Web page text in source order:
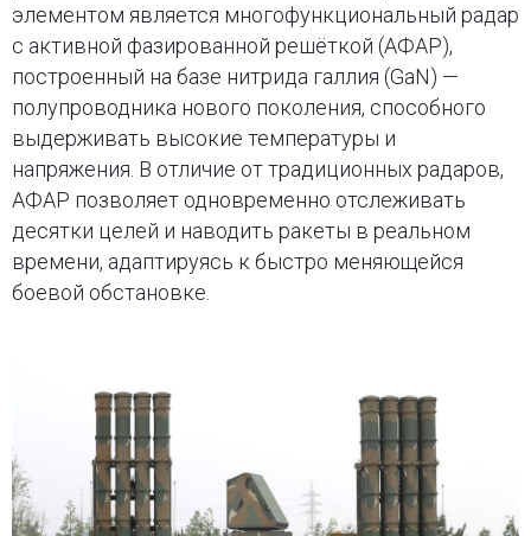
элементом является многофункциональный радар
с активной фазированной решёткой (АФАР),
построенный на базе нитрида галлия (GaN) —
полупроводника нового поколения, способного
выдерживать высокие температуры и
напряжения. В отличие от традиционных радаров,
АФАР позволяет одновременно отслеживать
десятки целей и наводить ракеты в реальном
времени, адаптируясь к быстро меняющейся
боевой обстановке.